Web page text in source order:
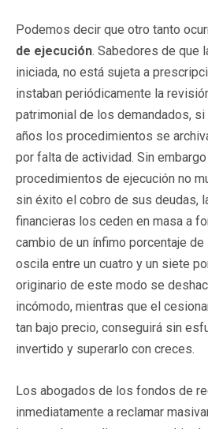
Podemos decir que otro tanto
de ejecución. Sabedores de que
iniciada, no está sujeta a
instaban periódicamente la
patrimonial de los demandados,
años los procedimientos se
por falta de actividad. Sin
procedimientos de ejecución no
sin éxito el cobro de sus deudas,
financieras los ceden en masa a
cambio de un ínfimo porcentaje
oscila entre un cuatro y un siete
originario de este modo se
incómodo, mientras que el
tan bajo precio, conseguirá sin
invertido y superarlo con creces.
Los abogados de los fondos de
inmediatamente a reclamar